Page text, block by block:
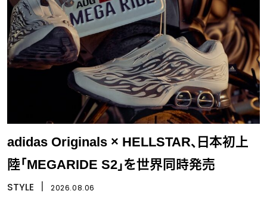
adidas Originals × HELLSTAR、日本初上
陸「MEGARIDE S2」を世界同時発売
STYLE 2026.08.06